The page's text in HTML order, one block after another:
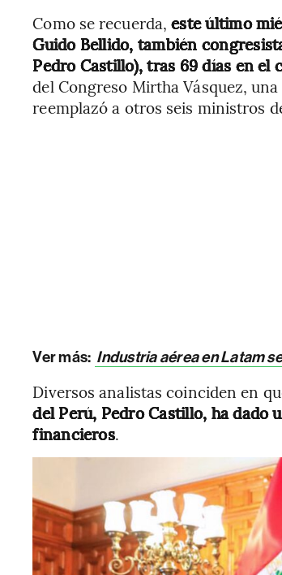
Como se recuerda,este último
Guido Bellido, también
Pedro Castillo), tras 69 días en el
del Congreso Mirtha Vásquez,
reemplazó a otros seis ministros
Ver más: Industria aérea en Latam
Diversos analistas coinciden en
del Perú, Pedro Castillo, ha dado
financieros.